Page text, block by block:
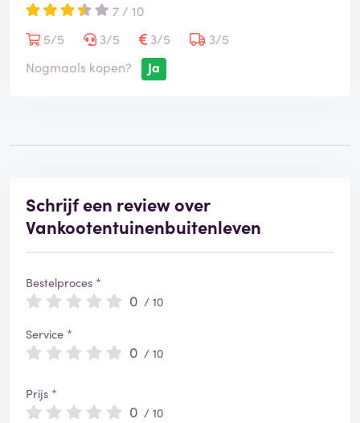
7 / 10
5/5
3/5 3/5
3/5
Nogmaals kopen?
Ja
Schrijf een review over
Vankootentuinenbuitenleven
Bestelproces *
0 / 10
Service *
0 / 10
Prijs *
0 / 10